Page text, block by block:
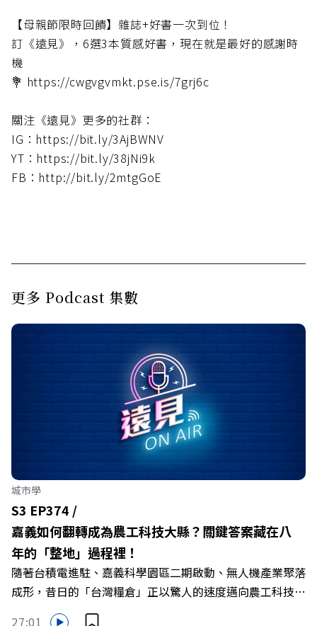
【母親節限時回饋】雜誌+好書一次到位！
訂《遠見》，6選3本質感好書，現在就是最好的感謝時
機
💐 https://cwgvgvmkt.pse.is/7grj6c
關注《遠見》更多的社群：
IG：https://bit.ly/3AjBWNV
YT：https://bit.ly/38jNi9k
FB：http://bit.ly/2mtgGoE
更多 Podcast 集數
城市學
S3 EP374 /
嘉義如何翻轉成為農工科技大縣？關鍵答案藏在八
年的「整地」過程裡！
隨著台積電進駐、嘉義科學園區二期啟動、無人機產業聚落
成形，昔日的「台灣糧倉」正以驚人的速度邁向農工科技大
縣。在智慧農業、精品農產與「嘉義優鮮」品牌同步升級的
27:01